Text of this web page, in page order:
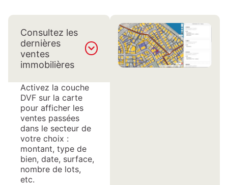
Consultez les
dernières
ventes
immobilières
Activez la couche
DVF sur la carte
pour afficher les
ventes passées
dans le secteur de
votre choix :
montant, type de
bien, date, surface,
nombre de lots,
etc.